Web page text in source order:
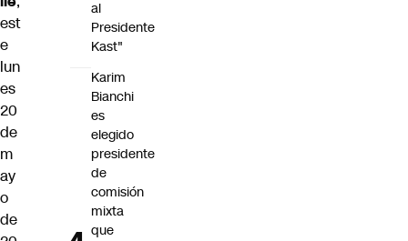
est
e
lun
es
20
de
m
ay
o
de
al
Presidente
Kast"
Karim
Bianchi
es
elegido
presidente
de
comisión
mixta
que